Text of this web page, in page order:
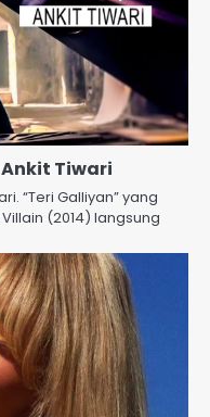
Tiwari
“Teri Galliyan” yang
(2014) langsung